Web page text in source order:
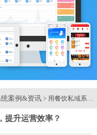
案例&资讯 > 用餐饮私域系统
提升运营效率？